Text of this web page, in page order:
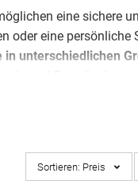
eine sichere
oder eine
unterschiedlichen
für
Sortieren: Preis